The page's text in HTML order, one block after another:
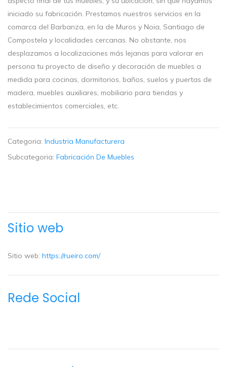
iniciado su fabricación. Prestamos nuestros servicios en la
comarca del Barbanza, en la de Muros y Noia, Santiago de
Compostela y localidades cercanas. No obstante, nos
desplazamos a localizaciones más lejanas para valorar en
persona tu proyecto de diseño y decoración de muebles a
medida para cocinas, dormitorios, baños, suelos y puertas de
madera, muebles auxiliares, mobiliario para tiendas y
establecimientos comerciales, etc.
Categoria: Industria Manufacturera
Subcategoria: Fabricación De Muebles
Sitio web
Sitio web: https://rueiro.com/
Rede Social